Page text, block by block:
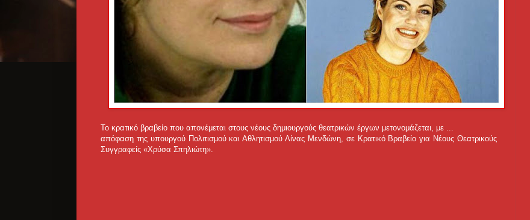
Το κρατικό βραβείο που απονέμεται στους νέους δημιουργούς θεατρικών έργων μετονομάζεται, με ...
απόφαση της υπουργού Πολιτισμού και Αθλητισμού Λίνας Μενδώνη, σε Κρατικό Βραβείο για Νέους Θεατρικούς
Συγγραφείς «Χρύσα Σπηλιώτη».